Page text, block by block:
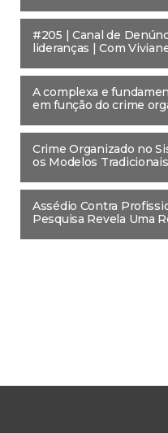
#205 | Canal de
lideranças | Com
A complexa e
em função do crime
Crime Organizado no
os Modelos
Assédio Contra
Pesquisa Revela Uma